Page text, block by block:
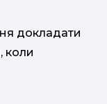
докладати
коли